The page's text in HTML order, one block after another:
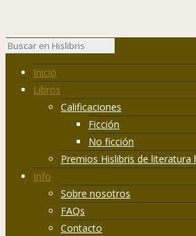
Inicio
Libros
Calificaciones
Ficción
No ficción
Premios Hislibris de literatura
Info
Sobre nosotros
FAQs
Contacto